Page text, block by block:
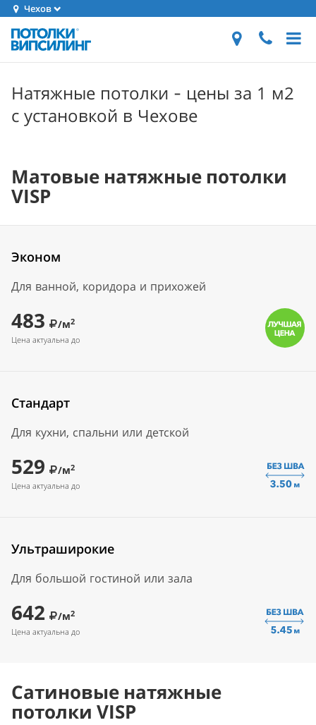
Чехов
Натяжные потолки - цены за 1 м2
с установкой в Чехове
Матовые натяжные потолки
VISP
Эконом
Для ванной, коридора и прихожей
483 /м2
Цена актуальна до
Стандарт
Для кухни, спальни или детской
529 /м2
Цена актуальна до
Ультраширокие
Для большой гостиной или зала
642 /м2
Цена актуальна до
Сатиновые натяжные
потолки VISP